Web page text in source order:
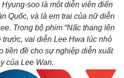
soo là một diễn viên điển
Quốc, và là em trai của nữ diễn
Trong bộ phim “Nấc thang lên
trước, vai diễn Lee Hwa lúc nhỏ
tiền đề cho sự nghiệp diễn xuất
của Lee Wan.